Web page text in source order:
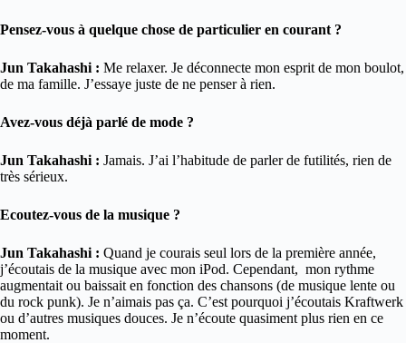
Pensez-vous à quelque chose de particulier en courant ?
Jun Takahashi : Me relaxer. Je déconnecte mon esprit de mon boulot,
de ma famille. J’essaye juste de ne penser à rien.
Avez-vous déjà parlé de mode ?
Jun Takahashi : Jamais. J’ai l’habitude de parler de futilités, rien de
très sérieux.
Ecoutez-vous de la musique ?
Jun Takahashi : Quand je courais seul lors de la première année,
j’écoutais de la musique avec mon iPod. Cependant, mon rythme
augmentait ou baissait en fonction des chansons (de musique lente ou
du rock punk). Je n’aimais pas ça. C’est pourquoi j’écoutais Kraftwerk
ou d’autres musiques douces. Je n’écoute quasiment plus rien en ce
moment.